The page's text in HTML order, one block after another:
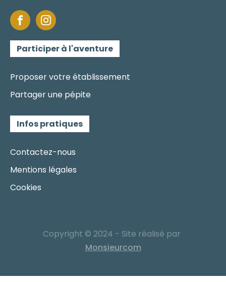
Participer à l'aventure
Proposer votre établissement
Partager une pépite
Infos pratiques
Contactez-nous
Mentions légales
Cookies
Copyright © 2024 - Site réalisé par
Monsieurcom